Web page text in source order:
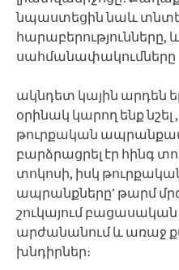
նպաստեցին նաև
հարաբերությունները,
սահմանափակումները
ակնդետ կային արդեն
օրինակ կարող ենք
թուրքական
բարձրացրել էր հինգ
տոկոսի, իսկ
ապրանքները’ թարմ
շուկայում բացասական
արժանանում և առաջ
խնդիրներ։